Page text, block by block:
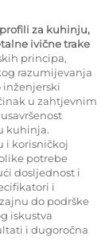
za kuhinju,
ivične trake
principa,
razumijevanja
inženjerski
u zahtjevnim
kuhinja.
i korisničkoj
potrebe
dosljednost i
i
do podrške
iskustva
i dugoročna